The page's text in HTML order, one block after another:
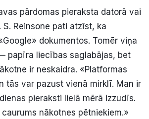
pārdomas pieraksta datorā vai
Reinsone pati atzīst, ka
dokumentos. Tomēr viņa
papīra liecības saglabājas, bet
ir neskaidra. «Platformas
tās var pazust vienā mirklī. Man ir
pieraksti lielā mērā izzudīs.
nākotnes pētniekiem.»